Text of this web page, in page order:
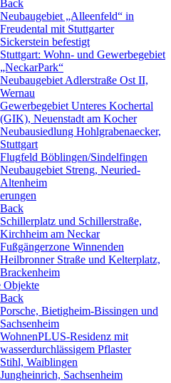
Back
Neubaugebiet „Alleenfeld“ in
Freudental mit Stuttgarter
Sickerstein befestigt
Stuttgart: Wohn- und Gewerbegebiet
„NeckarPark“
Neubaugebiet Adlerstraße Ost II,
Wernau
Gewerbegebiet Unteres Kochertal
(GIK), Neuenstadt am Kocher
Neubausiedlung Hohlgrabenaecker,
Stuttgart
Flugfeld Böblingen/Sindelfingen
Neubaugebiet Streng, Neuried-
Altenheim
Back
Schillerplatz und Schillerstraße,
Kirchheim am Neckar
Fußgängerzone Winnenden
Heilbronner Straße und Kelterplatz,
Brackenheim
Objekte
Back
Porsche, Bietigheim-Bissingen und
Sachsenheim
WohnenPLUS-Residenz mit
wasserdurchlässigem Pflaster
Stihl, Waiblingen
Jungheinrich, Sachsenheim